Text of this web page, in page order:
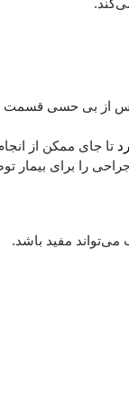
پس از بی حسی قسمت
تا جای ممکن از
مفید باشد.